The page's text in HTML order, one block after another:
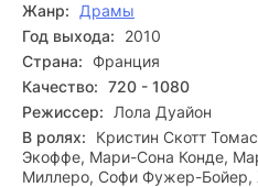
Жанр:
Драмы
Год выхода:
2010
Страна:
Франция
Качество: 720 - 1080
Режиссер:
Лола Дуайон
В ролях:
Кристин Скотт
Экоффе, Мари-Сона Конде,
Миллеро, Софи Фужер-Бойер,